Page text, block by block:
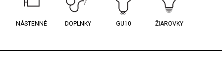
NÁSTENNÉ DOPLNKY GU10 ŽIAROVKY